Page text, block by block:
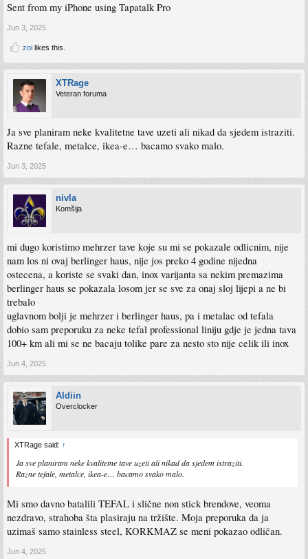
Sent from my iPhone using Tapatalk Pro
Jun 3, 2025
zoi likes this.
XTRage
Veteran foruma
Ja sve planiram neke kvalitetne tave uzeti ali nikad da sjedem istraziti.
Razne tefale, metalce, ikea-e… bacamo svako malo.
Jun 3, 2025
nivla
Komšija
mi dugo koristimo mehrzer tave koje su mi se pokazale odlicnim, nije
nam los ni ovaj berlinger haus, nije jos preko 4 godine nijedna
ostecena, a koriste se svaki dan, inox varijanta sa nekim premazima
berlinger haus se pokazala losom jer se sve za onaj sloj lijepi a ne bi
trebalo
uglavnom bolji je mehrzer i berlinger haus, pa i metalac od tefala
dobio sam preporuku za neke tefal professional liniju gdje je jedna tava
100+ km ali mi se ne bacaju tolike pare za nesto sto nije celik ili inox
Jun 4, 2025
Aldiin
Overclocker
XTRage said: ↑
Ja sve planiram neke kvalitetne tave uzeti ali nikad da sjedem istraziti.
Razne tefale, metalce, ikea-e… bacamo svako malo.
Mi smo davno batalili TEFAL i slične non stick brendove, veoma
nezdravo, strahoba šta plasiraju na tržište. Moja preporuka da ja
uzimaš samo stainless steel, KORKMAZ se meni pokazao odličan.
Jun 4, 2025